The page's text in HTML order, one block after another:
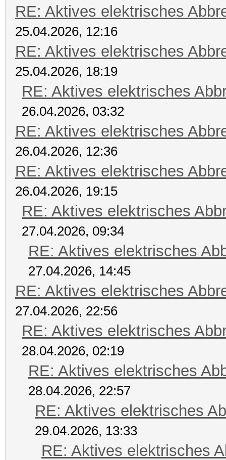
RE: Aktives elektrisches
25.04.2026, 12:16
RE: Aktives elektrisches
25.04.2026, 18:19
RE: Aktives elektrisches
26.04.2026, 03:32
RE: Aktives elektrisches
26.04.2026, 12:36
RE: Aktives elektrisches
26.04.2026, 19:15
RE: Aktives elektrisches
27.04.2026, 09:34
RE: Aktives elektrisches
27.04.2026, 14:45
RE: Aktives elektrisches
27.04.2026, 22:56
RE: Aktives elektrisches
28.04.2026, 02:19
RE: Aktives elektrisches
28.04.2026, 22:57
RE: Aktives elektrisches
29.04.2026, 13:33
RE: Aktives elektrisches